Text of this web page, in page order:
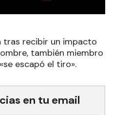
tras recibir un impacto
también miembro
escapó el tiro».
en tu email